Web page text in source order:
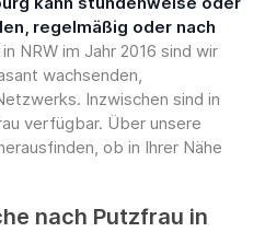
regelmäßig oder nach
NRW im Jahr 2016 sind wir
wachsenden,
Inzwischen sind in
verfügbar. Über unsere
ob in Ihrer Nähe
nach Putzfrau in